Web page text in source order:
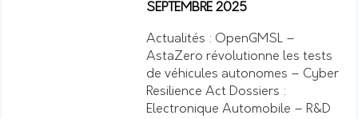
SEPTEMBRE 2025
Actualités : OpenGMSL –
AstaZero révolutionne les tests
de véhicules autonomes – Cyber
Resilience Act Dossiers :
Electronique Automobile – R&D